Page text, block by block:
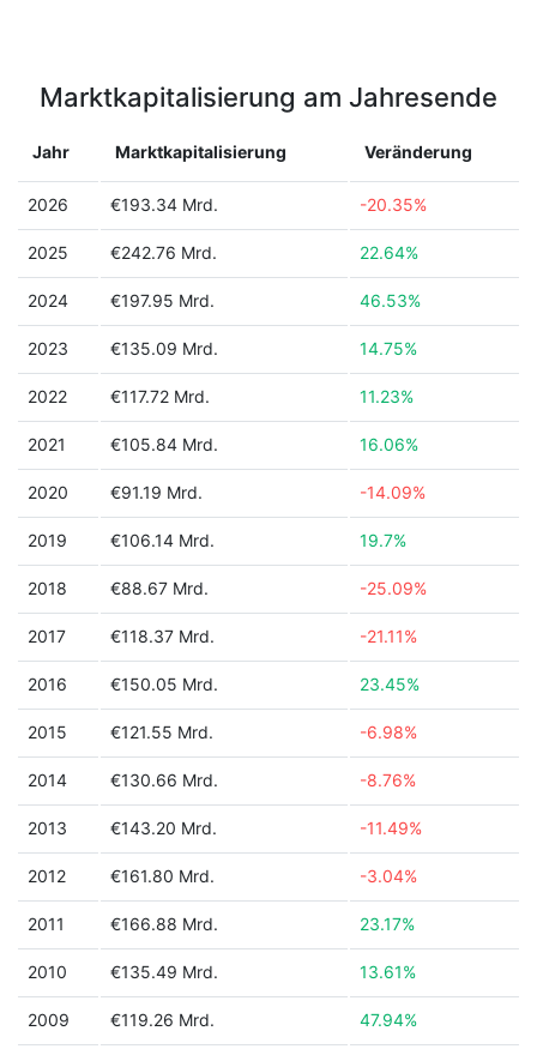
Marktkapitalisierung am Jahresende
Jahr Marktkapitalisierung Veränderung
2026 €193.34 Mrd. -20.35%
2025 €242.76 Mrd. 22.64%
2024 €197.95 Mrd. 46.53%
2023 €135.09 Mrd. 14.75%
2022 €117.72 Mrd. 11.23%
2021 €105.84 Mrd. 16.06%
2020 €91.19 Mrd. -14.09%
2019 €106.14 Mrd. 19.7%
2018 €88.67 Mrd. -25.09%
2017 €118.37 Mrd. -21.11%
2016 €150.05 Mrd. 23.45%
2015 €121.55 Mrd. -6.98%
2014 €130.66 Mrd. -8.76%
2013 €143.20 Mrd. -11.49%
2012 €161.80 Mrd. -3.04%
2011 €166.88 Mrd. 23.17%
2010 €135.49 Mrd. 13.61%
2009 €119.26 Mrd. 47.94%